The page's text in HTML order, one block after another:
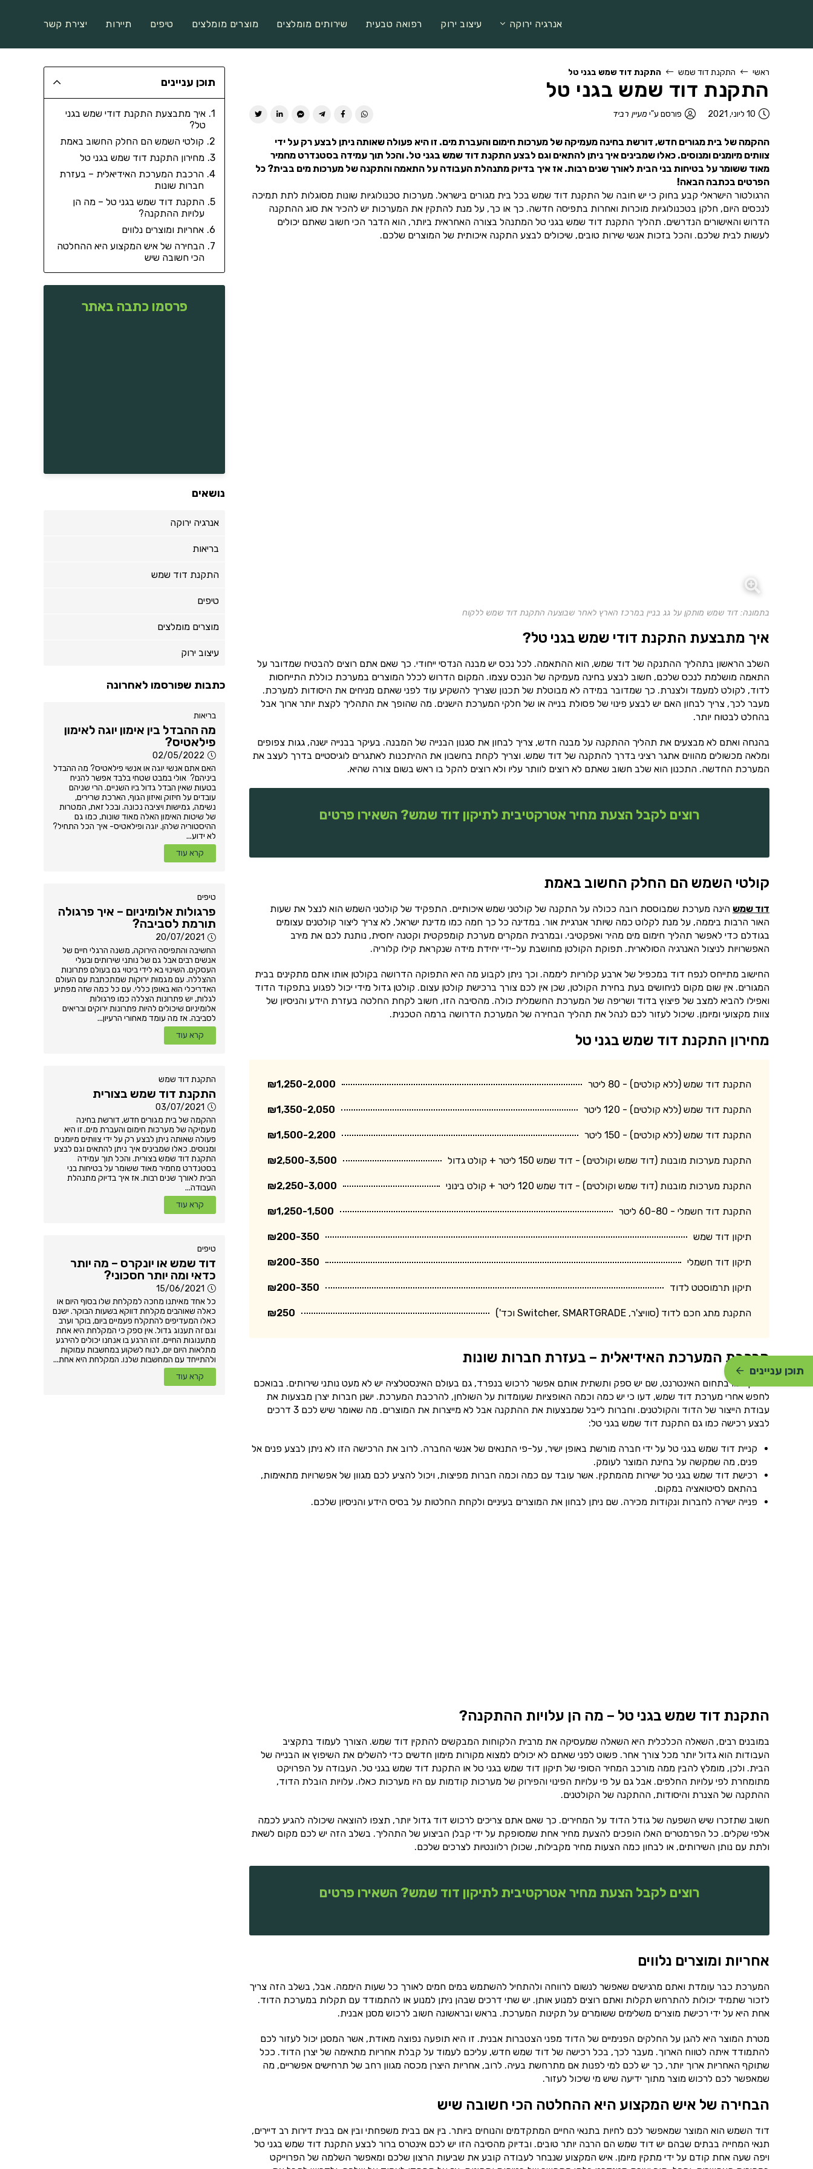
אנרגיה ירוקה עיצוב ירוק רפואה טבעית שירותים מומלצים מוצרים מומלצים טיפים תיירות יצירת קשר
ראשי התקנת דוד שמש התקנת דוד שמש בגני טל
התקנת דוד שמש בגני טל
10 ליוני, 2021 פורסם ע"ימעיין רביד
ההקמה של בית מגורים חדש, דורשת בחינה מעמיקה של מערכות חימום והעברת מים. זו היא פעולה שאותה ניתן לבצע רק על ידי
צוותים מיומנים ומנוסים. כאלו שמבינים איך ניתן להתאים וגם לבצע התקנת דוד שמש בגני טל. והכל תוך עמידה בסטנדרט מחמיר
מאוד ששומר על בטיחות בני הבית לאורך שנים רבות. אז איך בדיוק מתנהלת העבודה על התאמה והתקנה של מערכות מים בבית? כל
הפרטים בכתבה הבאה!
הרגולטור הישראלי קבע בחוק כי יש חובה של התקנת דוד שמש בכל בית מגורים בישראל. מערכות טכנולוגיות שונות מסוגלות לתת תמיכה
לנכסים היום, חלקן בטכנולוגיות מוכרות ואחרות בתפיסה חדשה. כך או כך, על מנת להתקין את המערכות יש להכיר את סוג ההתקנה
הדרוש והאישורים הנדרשים. תהליך התקנת דוד שמש בגני טל המתנהל בצורה האחראית ביותר, הוא הדבר הכי חשוב שאתם יכולים
לעשות לבית שלכם. והכל בזכות אנשי שירות טובים, שיכולים לבצע התקנה איכותית של המוצרים שלכם.
בתמונה: דוד שמש מותקן על גג בניין במרכז הארץ לאחר שבוצעה התקנת דוד שמש ללקוח
איך מתבצעת התקנת דודי שמש בגני טל?
השלב הראשון בתהליך ההתנקה של דוד שמש, הוא ההתאמה. לכל נכס יש מבנה הנדסי ייחודי. כך שאם אתם רוצים להבטיח שמדובר על
התאמה מושלמת לנכס שלכם, חשוב לבצע בחינה מעמיקה של הנכס עצמו. המקום הדרוש לכלל המוצרים במערכת כוללת התייחסות
לדוד, לקולט למעמד ולצנרת. כך שמדובר במידה לא מבוטלת של תכנון שצריך להשקיע עוד לפני שאתם מניחים את היסודות למערכת.
מעבר לכך, צריך לבחון האם יש לבצע פינוי של פסולת בנייה או של חלקי המערכת הישנים. מה שהופך את התהליך לקצת יותר ארוך אבל
בהחלט לבטוח יותר.
בהנחה ואתם לא מבצעים את תהליך ההתקנה על מבנה חדש, צריך לבחון את סגנון הבנייה של המבנה. בעיקר בבנייה ישנה, גגות צפופים
ומלאה מכשולים מהווים אתגר רציני בדרך להתקנה של דוד שמש. וצריך לקחת בחשבון את ההיתכנות לאתגרים לוגיסטיים בדרך לעצב את
המערכת החדשה. התכנון הוא שלב חשוב שאתם לא רוצים לוותר עליו ולא רוצים להקל בו ראש בשום צורה שהיא.
רוצים לקבל הצעת מחיר אטרקטיבית לתיקון דוד שמש? השאירו פרטים
קולטי השמש הם החלק החשוב באמת
דוד שמש הינה מערכת שמבוססת רובה ככולה על התקנה של קולטני שמש איכותיים. התפקיד של קולטני השמש הוא לנצל את שעות
האור הרבות ביממה, על מנת לקלוט כמה שיותר אנרגיית אור. במדינה כל כך חמה כמו מדינת ישראל, לא צריך ליצור קולטנים עצומים
בגודלם כדי לאפשר תהליך חימום מים מהיר ואפקטיבי. ובמרבית המקרים מערכת קומפקטית וקטנה יחסית, נותנת לכם את מירב
האפשרויות לניצול האנרגיה הסולארית. תפוקת הקולטן מחושבת על-ידי יחידת מידה שנקראת קילו קלוריה.
החישוב מתייחס לנפח דוד במכפיל של ארבע קלוריות ליממה. וכך ניתן לקבוע מה היא התפוקה הדרושה בקולטן אותו אתם מתקינים בבית
המגורים. אין שום מקום לניחושים בעת בחירת הקולטן, שכן אין לכם צורך ברכישת קולטן עצום. קולטן גדול מידי יכול לפגוע בתפקוד הדוד
ואפילו להביא למצב של פיצוץ בדוד ושריפה של המערכת החשמלית כולה. מהסיבה הזו, חשוב לקחת החלטה בעזרת הידע והניסיון של
צוות מקצועי ומיומן. שיכול לעזור לכם לנהל את תהליך הבחירה של המערכת הדרושה ברמה הטכנית.
מחירון התקנת דוד שמש בגני טל
התקנת דוד שמש (ללא קולטים) - 80 ליטר ₪1,250-2,000
התקנת דוד שמש (ללא קולטים) - 120 ליטר ₪1,350-2,050
התקנת דוד שמש (ללא קולטים) - 150 ליטר ₪1,500-2,200
התקנת מערכות מובנות (דוד שמש וקולטים) - דוד שמש 150 ליטר + קולט גדול ₪2,500-3,500
התקנת מערכות מובנות (דוד שמש וקולטים) - דוד שמש 120 ליטר + קולט בינוני ₪2,250-3,000
התקנת דוד חשמלי - 60-80 ליטר ₪1,250-1,500
תיקון דוד שמש ₪200-350
תיקון דוד חשמלי ₪200-350
תיקון תרמוסטט לדוד ₪200-350
התקנת מתג חכם לדוד (סוויצ'ר, Switcher, SMARTGRADE וכד') ₪250
הרכבת המערכת האידיאלית – בעזרת חברות שונות
בדיוק כמו בתחום האינטרנט, שם יש ספק ותשתית אותם אפשר לרכוש בנפרד, גם בעולם האינסטלציה יש לא מעט נותני שירותים. בבואכם
לחפש אחרי מערכת דוד שמש, דעו כי יש כמה וכמה האופציות שעומדות על השולחן, להרכבת המערכת. ישנן חברות יצרן מבצעות את
עבודת הייצור של הדוד והקולטנים. וחברות לייבל שמבצעות את ההתקנה אבל לא מייצרות את המוצרים. מה שאומר שיש לכם 3 דרכים
לבצע רכישה כמו גם התקנת דוד שמש בגני טל:
קניית דוד שמש בגני טל על ידי חברה מורשת באופן ישיר, על-פי התנאים של אנשי החברה. לרוב את הרכישה הזו לא ניתן לבצע פנים אל
פנים, מה שמקשה על בחינת המוצר לעומק.
רכישת דוד שמש בגני טל ישירות מהמתקין. אשר עובד עם כמה וכמה חברות מפיצות, ויכול להציע לכם מגוון של אפשרויות מתאימות,
בהתאם לסיטואציה במקום.
פנייה ישירה לחברות ונקודות מכירה. שם ניתן לבחון את המוצרים בעיניים ולקחת החלטות על בסיס הידע והניסיון שלכם.
התקנת דוד שמש בגני טל – מה הן עלויות ההתקנה?
במובנים רבים, השאלה הכלכלית היא השאלה שמעסיקה את מרבית הלקוחות המבקשים להתקין דוד שמש. הצורך לעמוד בתקציב
העבודות הוא גדול יותר מכל צורך אחר. פשוט לפני שאתם לא יכולים למצוא מקורות מימון חדשים כדי להשלים את השיפוץ או הבנייה של
הבית. ולכן, מומלץ להבין ממה מורכב המחיר הסופי של תיקון דוד שמש בגני טל או התקנת דוד שמש בגני טל. העבודה על הפרויקט
מתומחרת לפי עלויות החלפים. אבל גם על פי עלויות הפינוי והפירוק של מערכות קודמות עם היו מערכות כאלו. עלויות הובלת הדוד,
ההתקנה של הצנרת והיסודות, ההתקנה של הקולטנים.
חשוב שתזכרו שיש השפעה של גודל הדוד על המחירים. כך שאם אתם צריכים לרכוש דוד גדול יותר, תצפו להוצאה שיכולה להגיע לכמה
אלפי שקלים. כל הפרמטרים האלו הופכים להצעת מחיר אחת שמסופקת על ידי קבלן הביצוע של התהליך. בשלב הזה יש לכם מקום לשאת
ולתת עם נותן השירותים, או לבחון כמה הצעות מחיר מקבילות, שכולן רלוונטיות לצרכים שלכם.
רוצים לקבל הצעת מחיר אטרקטיבית לתיקון דוד שמש? השאירו פרטים
אחריות ומוצרים נלווים
המערכת כבר עומדת ואתם מרגישים שאפשר לנשום לרווחה ולהתחיל להשתמש במים חמים לאורך כל שעות היממה. אבל, בשלב הזה צריך
לזכור שתמיד יכולות להתרחש תקלות ואתם רוצים למנוע אותן. יש שתי דרכים שבהן ניתן למנוע או להתמודד עם תקלות במערכת הדוד.
אחת היא על ידי רכישת מוצרים משלימים ששומרים על תקינות המערכת. בראש ובראשונה חשוב לרכוש מסנן אבנית.
מטרת המוצר היא להגן על החלקים הפנימיים של הדוד מפני הצטברות אבנית. זו היא תופעה נפוצה מאודת, אשר המסנן יכול לעזור לכם
להתמודד איתה לטווח הארוך. מעבר לכך, בכל רכישה של דוד שמש חדש, עליכם לעמוד על קבלת אחריות מתאימה של יצרן הדוד. ככל
שתוקף האחריות ארוך יותר, כך יש לכם למי לפנות אם מתרחשת בעיה. לרוב, אחריות היצרן מכסה מגוון רחב של תרחישים אפשריים, מה
שמאפשר לכם לרכוש מוצר מתוך ידיעה שיש מי שיכול לעזור.
הבחירה של איש המקצוע היא ההחלטה הכי חשובה שיש
דוד השמש הוא המוצר שמאפשר לכם לחיות בתנאי החיים המתקדמים והנוחים ביותר. בין אם בבית משפחתי ובין אם בבית דירות רב דיירים,
תנאי המחייה בבתים שבהם יש דוד שמש הם הרבה יותר טובים. ובדיוק מהסיבה הזו יש לכם אינטרס ברור לבצע התקנת דוד שמש בגני טל
ויפה שעה אחת קודם על ידי מתקין מיומן. איש המקצוע שנבחר לעבודה קובע את שביעות הרצון שלכם ומאפשר השלמה של הפרוייקט
תוכן עניינים
איך מתבצעת התקנת דודי שמש בגני
טל?
קולטי השמש הם החלק החשוב באמת
מחירון התקנת דוד שמש בגני טל
הרכבת המערכת האידיאלית – בעזרת
חברות שונות
התקנת דוד שמש בגני טל – מה הן
עלויות ההתקנה?
אחריות ומוצרים נלווים
הבחירה של איש המקצוע היא ההחלטה
הכי חשובה שיש
פרסמו כתבה באתר
נושאים
אנרגיה ירוקה
בריאות
התקנת דוד שמש
טיפים
מוצרים מומלצים
עיצוב ירוק
כתבות שפורסמו לאחרונה
בריאות
מה ההבדל בין אימון יוגה לאימון
פילאטיס?
02/05/2022
האם אתם אנשי יוגה או אנשי פילאטיס? מה ההבדל
ביניהם? אולי במבט שטחי בלבד אפשר להניח
בטעות שאין הבדל גדול ביו השניים. הרי שניהם
עובדים על חיזוק ואיזון הגוף, הארכת שרירים,
נשימה, גמישות ויציבה נכונה. ובכל זאת, המטרות
של שיטות האימון האלה מאוד שונות, כמו גם
ההיסטוריה שלהן. יוגה ופילאטיס- איך הכל התחיל?
לא ידוע...
קרא עוד
טיפים
פרגולות אלומיניום – איך פרגולה
תורמת לסביבה?
20/07/2021
החשיבה והתפיסה הירוקה, משנה הרגלי חיים של
אנשים רבים אבל גם של נותני שירותים ובעלי
העסקים. השינוי בא לידי ביטוי גם בעולם פתרונות
ההצללה. עם מגמות ירוקות שמתכתבת עם העולם
האדריכלי הוא באופן כללי. עם כל כמה שזה מפתיע
לגלות, יש פתרונות הצללה כמו פרגולות
אלומיניום שיכולים להיות פתרונות ירוקים ובריאים
לסביבה. אז מה עומד מאחורי הרעיון...
קרא עוד
התקנת דוד שמש
התקנת דוד שמש בצורית
03/07/2021
ההקמה של בית מגורים חדש, דורשת בחינה
מעמיקה של מערכות חימום והעברת מים. זו היא
פעולה שאותה ניתן לבצע רק על ידי צוותים מיומנים
ומנוסים. כאלו שמבינים איך ניתן להתאים וגם לבצע
התקנת דוד שמש בצורית. והכל תוך עמידה
בסטנדרט מחמיר מאוד ששומר על בטיחות בני
הבית לאורך שנים רבות. אז איך בדיוק מתנהלת
העבודה...
קרא עוד
טיפים
דוד שמש או יונקרס – מה יותר
כדאי ומה יותר חסכוני?
15/06/2021
כל אחד מאיתנו מחכה למקלחת שלו בסוף היום או
כאלה שאוהבים מקלחת דווקא בשעות הבוקר. ישנם
כאלו המעדיפים להתקלח פעמיים ביום, בוקר וערב
וגם זה תענוג גדול. אין ספק כי המקלחת היא אחת
מתענוגות החיים. זהו הרגע בו אנחנו יכולים להירגע
מתלאות היום יום, לנוח לשקוע במחשבות עמוקות
ולהתייחד עם המחשבות שלנו. המקלחת היא אחת...
קרא עוד
תוכן עניינים